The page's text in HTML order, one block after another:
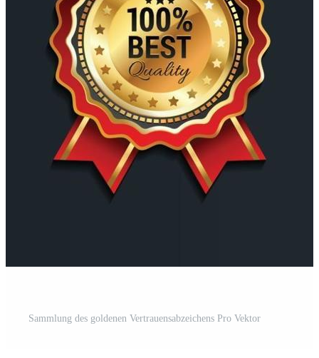
Sammlung des goldenen Vertrauensabzeichens Pro Vektor